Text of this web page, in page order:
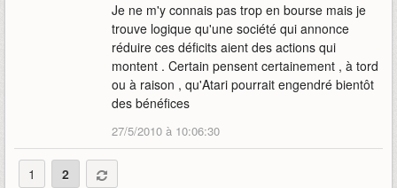
Je ne m'y connais pas trop en bourse mais je
trouve logique qu'une société qui annonce
réduire ces déficits aient des actions qui
montent . Certain pensent certainement , à tord
ou à raison , qu'Atari pourrait engendré bientôt
des bénéfices
27/5/2010 à 10:06:30
1 2